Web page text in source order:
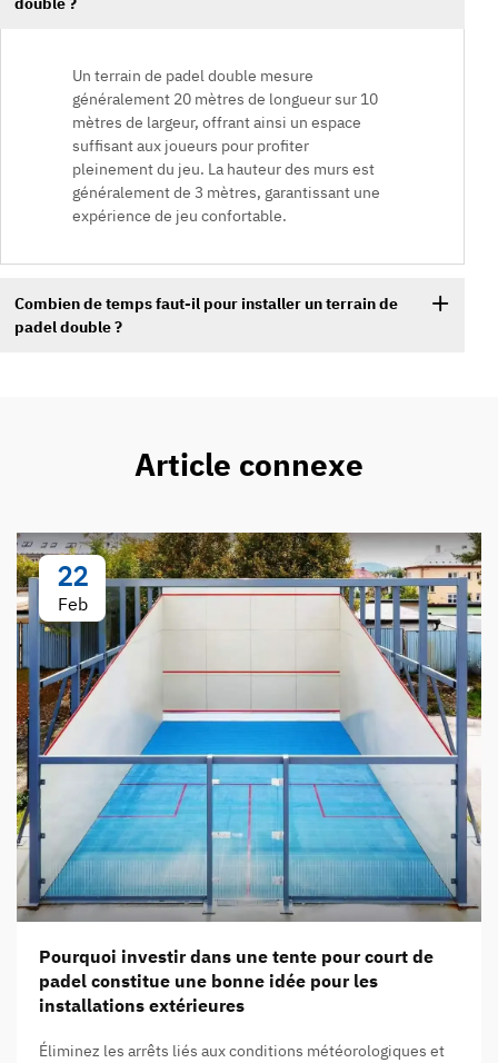
Un terrain de padel double mesure
généralement 20 mètres de longueur sur 10
mètres de largeur, offrant ainsi un espace
suffisant aux joueurs pour profiter
pleinement du jeu. La hauteur des murs est
généralement de 3 mètres, garantissant une
expérience de jeu confortable.
Combien de temps faut-il pour installer un terrain de
padel double ?
Article connexe
22
Feb
Pourquoi investir dans une tente pour court de
padel constitue une bonne idée pour les
installations extérieures
Éliminez les arrêts liés aux conditions météorologiques et